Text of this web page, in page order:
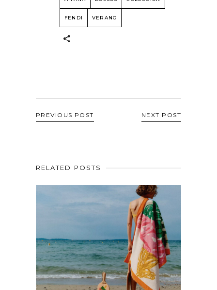
FENDI VERANO
PREVIOUS POST NEXT POST
RELATED POSTS